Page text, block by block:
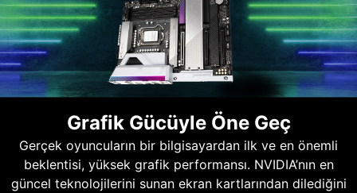
Grafik Gücüyle Öne Geç
Gerçek oyuncuların bir bilgisayardan ilk ve en önemli
beklentisi, yüksek grafik performansı. NVIDIA’nın en
güncel teknolojilerini sunan ekran kartlarından dilediğini